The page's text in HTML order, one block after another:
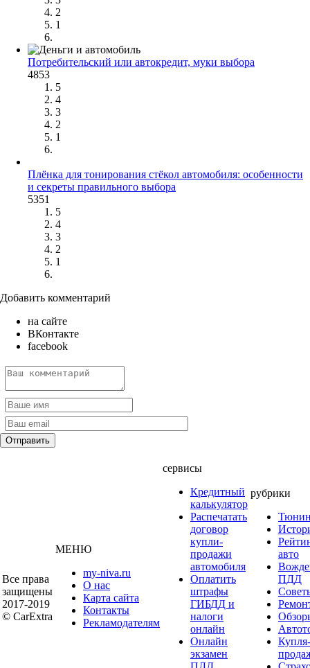
2
1
Потребительский или автокредит, муки выбора
4853
5
4
3
2
1
Плёнка для тонирования стёкол автомобиля: особенности
и секреты правильного выбора
5351
5
4
3
2
1
Добавить комментарий
на сайте
ВКонтакте
facebook
Все права
защищены
2017-2019
© CarExtra
МЕНЮ
my-niva.ru
О нас
Карта сайта
Контакты
Рекламодателям
сервисы
Кредитный
калькулятор
Распечатать
договор
купли-
продажи
автомобиля
Оплатить
штрафы
ГИБДД и
налоги
онлайн
Онлайн
экзамен
рубрики
авто
ПДД
Купля-